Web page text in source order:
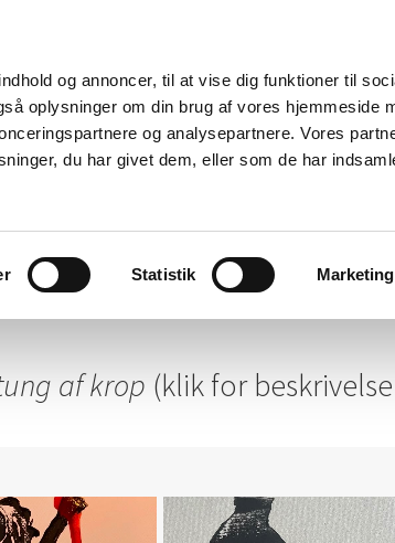
og annoncer, til at vise dig funktioner til
oplysninger om din brug af vores hjemmeside
og analysepartnere. Vores
du har givet dem, eller som de har
Statistik Marketing
af Anne Rye
Andersson som linoleumstryk på papir.
af krop (klik for